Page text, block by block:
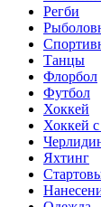
Регби
Танцы
Флорбол
Футбол
Хоккей
Хоккей
Яхтинг